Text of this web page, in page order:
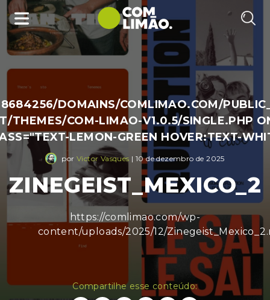
DOMAINS/COMLIMAO.COM/
THEMES/COM-LIMAO-V1.0.5/SINGLE.PHP
LEMON-GREEN HOVER:TEXT-
porVictor Vasques | 10 de dezembro de 2025
ZINEGEIST_MEXICO_2
https://comlimao.com/wp-
content/uploads/2025/12/
Compartilhe esse conteúdo: